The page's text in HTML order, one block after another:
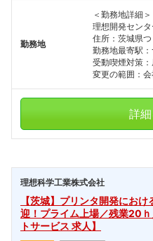
勤務地
＜勤務地詳細＞
理想開発センタ
住所：茨城県
勤務地最寄駅
受動喫煙対策
変更の範囲：
詳
理想科学工業株式会社
【茨城】プリンタ開発にお
迎！プライム上場／残業20
トサービス 求人】